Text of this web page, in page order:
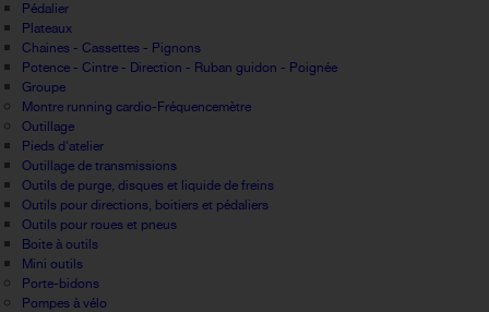
Pédalier
Plateaux
Chaines - Cassettes - Pignons
Potence - Cintre - Direction - Ruban guidon - Poignée
Groupe
Montre running cardio-Fréquencemètre
Outillage
Pieds d'atelier
Outillage de transmissions
Outils de purge, disques et liquide de freins
Outils pour directions, boitiers et pédaliers
Outils pour roues et pneus
Boite à outils
Mini outils
Porte-bidons
Pompes à vélo